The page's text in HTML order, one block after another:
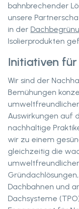
bahnbrechender
unsere
in der
Isolierprodukten
Initiativen
Wir sind der
Bemühungen
Auswirkungen auf
nachhaltige
wir zu einem
gleichzeitig die
Dachbahnen und
Dachsysteme